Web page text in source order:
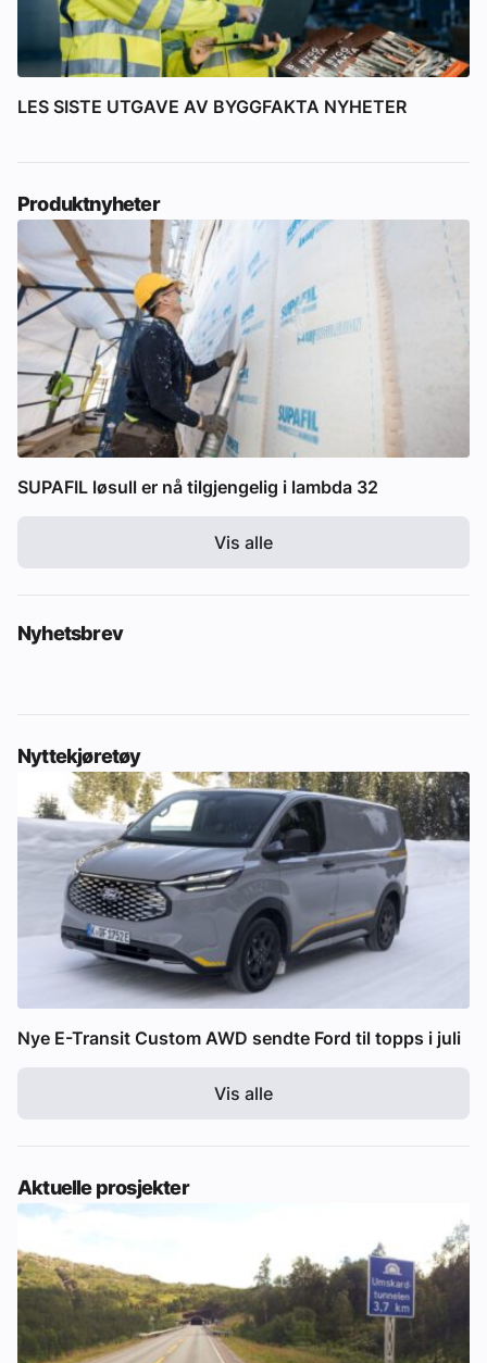
LES SISTE UTGAVE AV BYGGFAKTA NYHETER
Produktnyheter
SUPAFIL løsull er nå tilgjengelig i lambda 32
Vis alle
Nyhetsbrev
Nyttekjøretøy
Nye E-Transit Custom AWD sendte Ford til topps i juli
Vis alle
Aktuelle prosjekter